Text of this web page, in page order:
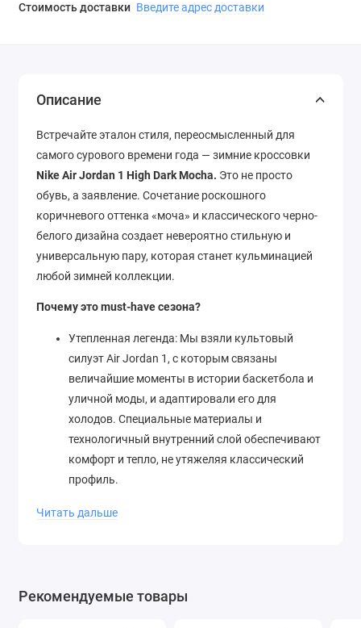
Стоимость доставки Введите адрес доставки
Описание
Встречайте эталон стиля, переосмысленный для
самого сурового времени года — зимние кроссовки
Nike Air Jordan 1 High Dark Mocha. Это не просто
обувь, а заявление. Сочетание роскошного
коричневого оттенка «моча» и классического черно-
белого дизайна создает невероятно стильную и
универсальную пару, которая станет кульминацией
любой зимней коллекции.
Почему это must-have сезона?
Утепленная легенда: Мы взяли культовый
силуэт Air Jordan 1, с которым связаны
величайшие моменты в истории баскетбола и
уличной моды, и адаптировали его для
холодов. Специальные материалы и
технологичный внутренний слой обеспечивают
комфорт и тепло, не утяжеляя классический
профиль.
инвестиция в стиль. Благородный коричневый
кроссовки будут актуальны годами.
Читать дальше
Рекомендуемые товары